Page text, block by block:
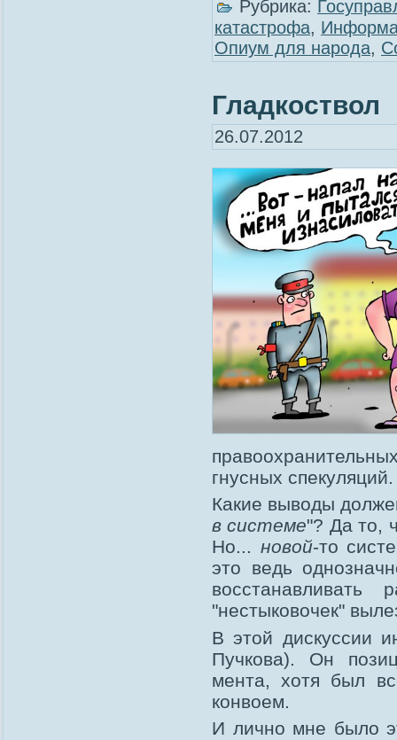
Рубрика:
катастрофа,
Опиум для народа,
Гладкоствол
26.07.2012
гнусных спекуляций.
Какие выводы
в системе"? Да то,
Но... новой-то
это ведь
восстанавливать
"нестыковочек"
В этой дискуссии
Пучкова). Он
мента, хотя был
конвоем.
И лично мне было